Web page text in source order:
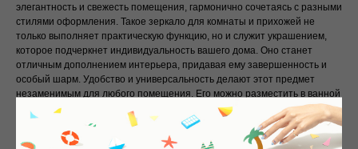
элегантность и свежесть помещения, гармонично сочетаясь с разными
стилями оформления. Такое зеркало для комнаты и прихожей не
только выполняет практическую функцию, но и служит украшением,
которое подчеркнет индивидуальность вашего дома. Оно станет
отличным дополнением интерьера, придавая ему завершенность и
особый шарм. Удобство и универсальность делают этот предмет
незаменимым для любого помещения. Его можно разместить в ванной
комнате, создавая комфортную зону для утренних и вечерних
процедур, или использовать в коридоре для быстрой проверки
внешнего вида перед выходом из дома. Благодаря минималистичному